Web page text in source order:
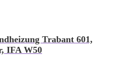
Trabant 601,
IFA W50